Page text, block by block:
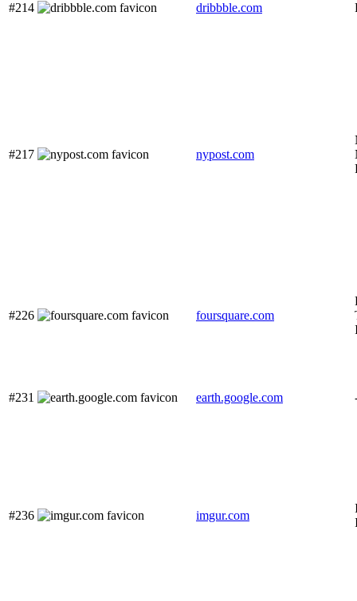
#214 dribbble.com
#217 nypost.com
#226 foursquare.com
#231 earth.google.com
#236 imgur.com